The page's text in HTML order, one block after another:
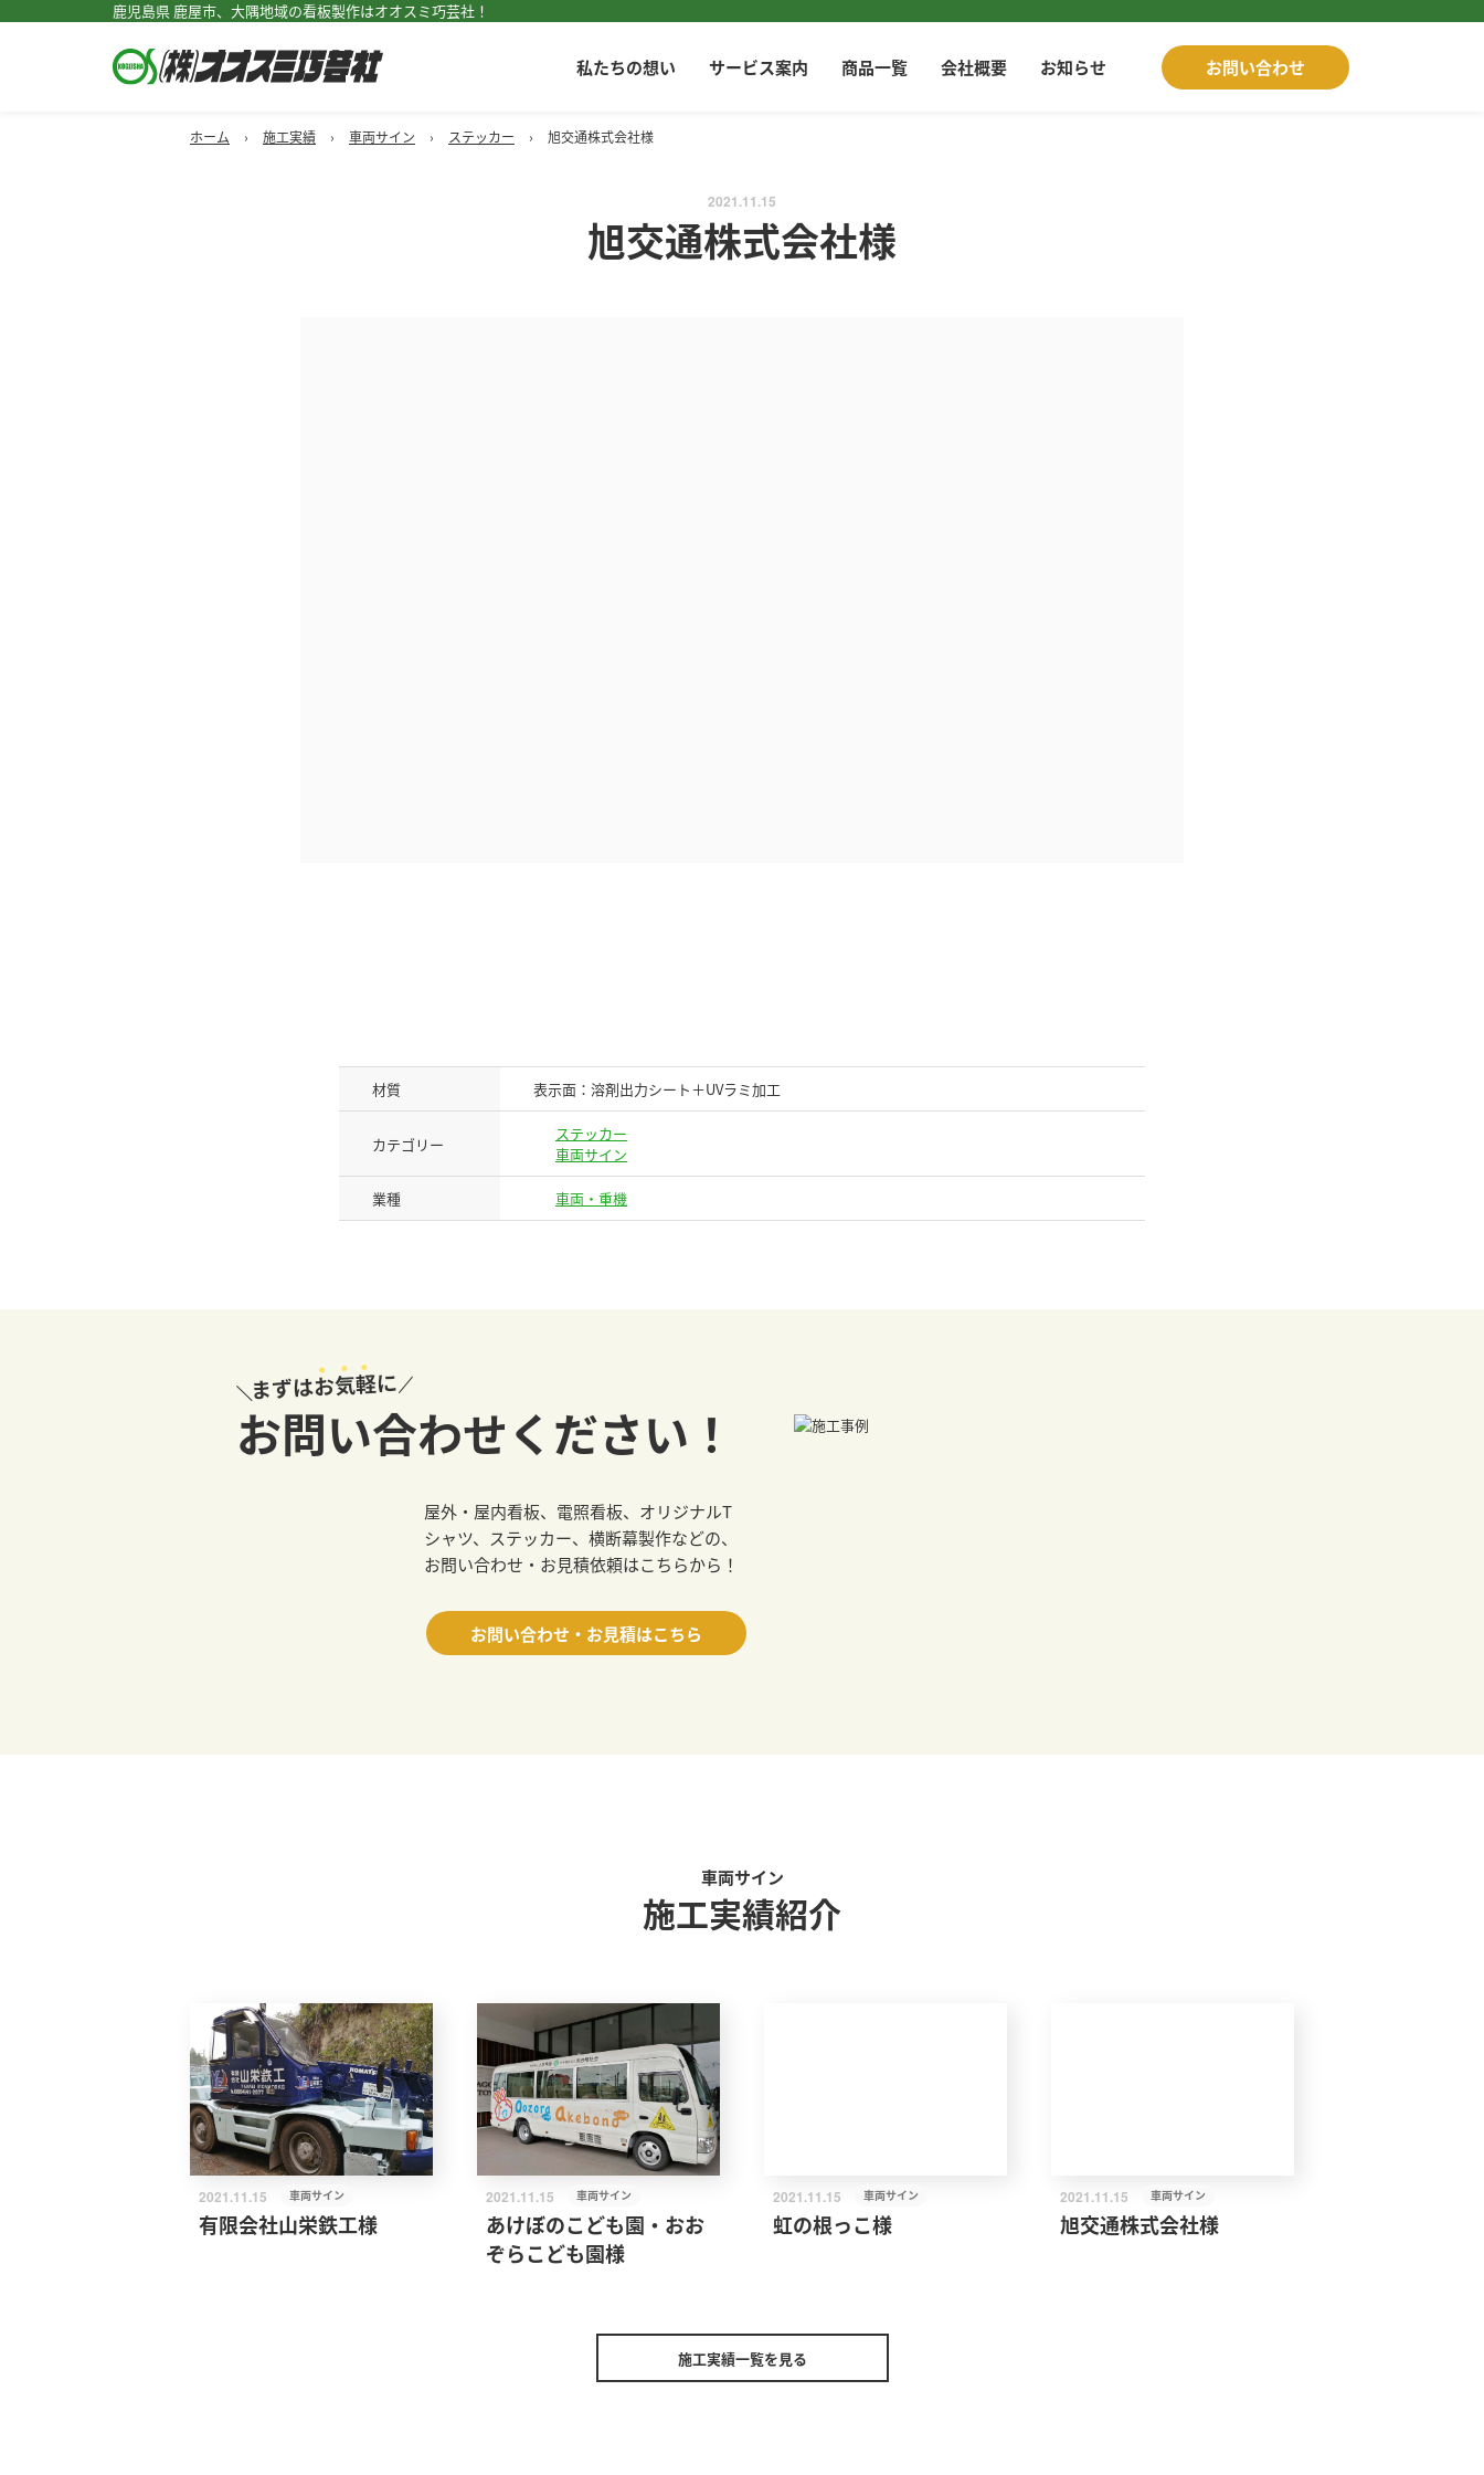
鹿児島県 鹿屋市、大隅地域の看板製作はオオスミ巧芸社！
私たちの想い サービス案内 商品一覧 会社概要 お知らせ お問い合わせ
ホーム › 施工実績 › 車両サイン › ステッカー › 旭交通株式会社様
2021.11.15
旭交通株式会社様
材質 表示面：溶剤出力シート＋UVラミ加工
カテゴリー
ステッカー
車両サイン
業種 車両・重機
お問い合わせください！
屋外・屋内看板、電照看板、オリジナルT
シャツ、ステッカー、横断幕製作などの、
お問い合わせ・お見積依頼はこちらから！
お問い合わせ・お見積はこちら
車両サイン
施工実績紹介
2021.11.15 車両サイン
有限会社山栄鉄工様
2021.11.15 車両サイン
あけぼのこども園・おお
ぞらこども園様
2021.11.15 車両サイン
虹の根っこ様
2021.11.15 車両サイン
旭交通株式会社様
施工実績一覧を見る